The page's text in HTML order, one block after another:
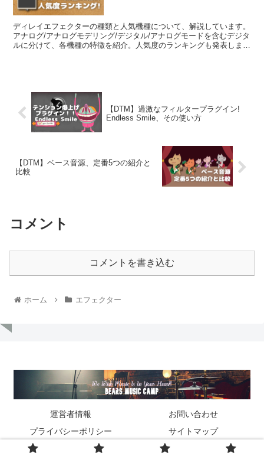
ディレイエフェクターの種類と人気機種について、解説しています。
アナログ/アナログモデリング/デジタル/アナログモードを含むデジタ
ルに分けて、各機種の特徴を紹介。人気度のランキングも発表しま
【DTM】過激なフィルタープラグイン!
Endless Smile、その使い方
【DTM】ベース音源、定番5つの紹介と
比較
コメント
コメントを書き込む
ホーム エフェクター
運営者情報
お問い合わせ
プライバシーポリシー
サイトマップ
© 2022 ベアーズミュージックキャンプ.